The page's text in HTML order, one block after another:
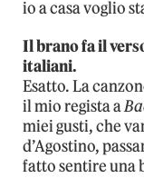
io a casa voglio
Il brano fa il
italiani.
Esatto. La
il mio regista a
miei gusti, che
d’Agostino,
fatto sentire una